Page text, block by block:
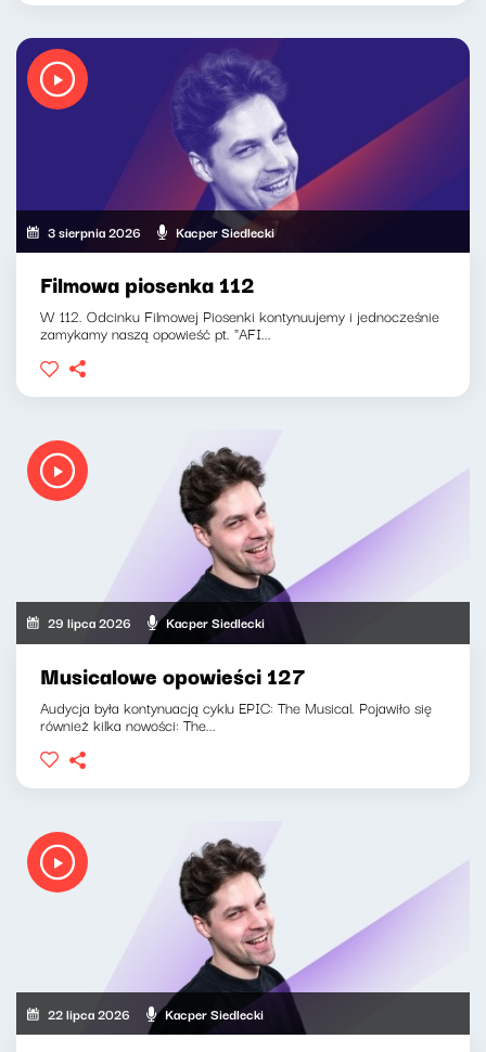
3 sierpnia 2026 Kacper Siedlecki
Filmowa piosenka 112
W 112. Odcinku Filmowej Piosenki kontynuujemy i jednocześnie
zamykamy naszą opowieść pt. "AFI...
29 lipca 2026 Kacper Siedlecki
Musicalowe opowieści 127
Audycja była kontynuacją cyklu EPIC: The Musical. Pojawiło się
również kilka nowości: The...
22 lipca 2026 Kacper Siedlecki